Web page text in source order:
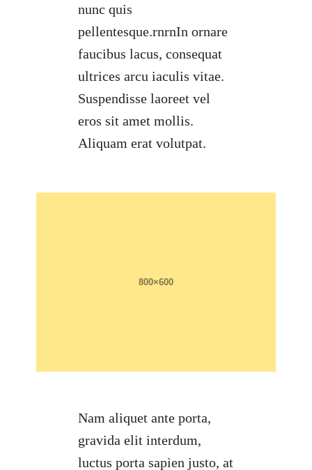
nunc quis
pellentesque.rnrnIn ornare
faucibus lacus, consequat
ultrices arcu iaculis vitae.
Suspendisse laoreet vel
eros sit amet mollis.
Aliquam erat volutpat.
Nam aliquet ante porta,
gravida elit interdum,
luctus porta sapien justo, at